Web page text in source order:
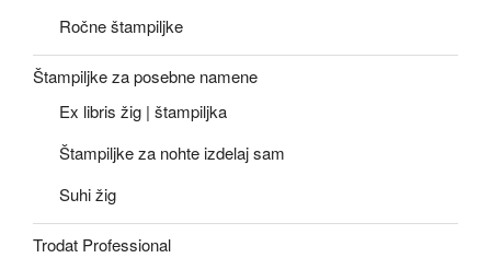
Ročne štampiljke
Štampiljke za posebne namene
Ex libris žig | štampiljka
Štampiljke za nohte izdelaj sam
Suhi žig
Trodat Professional